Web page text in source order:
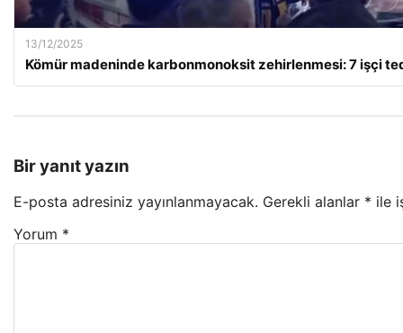
13/12/2025
Kömür madeninde karbonmonoksit zehirlenmesi: 7 işçi
Bir yanıt yazın
E-posta adresiniz yayınlanmayacak. Gerekli alanlar * ile
Yorum *